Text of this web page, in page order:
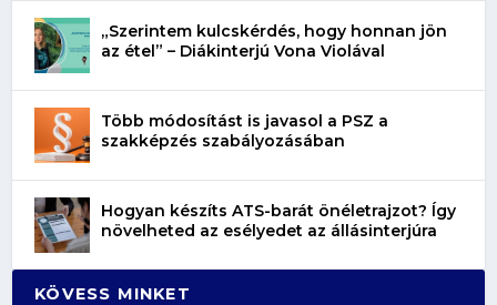
„Szerintem kulcskérdés, hogy honnan jön
az étel” – Diákinterjú Vona Violával
Több módosítást is javasol a PSZ a
szakképzés szabályozásában
Hogyan készíts ATS-barát önéletrajzot? Így
növelheted az esélyedet az állásinterjúra
KÖVESS MINKET